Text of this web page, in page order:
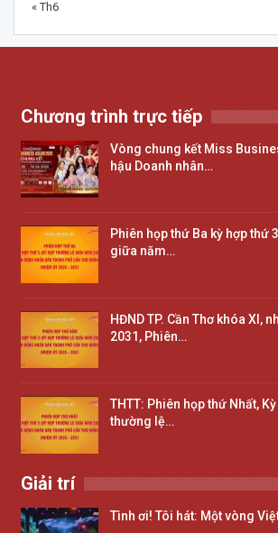
« Th6
Chương trình trực tiếp
Vòng chung kết Miss
hậu Doanh nhân…
Phiên họp thứ Ba kỳ hợp thứ
giữa năm…
HĐND TP. Cần Thơ khóa XI,
2031, Phiên…
THTT: Phiên họp thứ Nhất,
thường lệ…
Giải trí
Tình ơi! Tôi hát: Một vòng